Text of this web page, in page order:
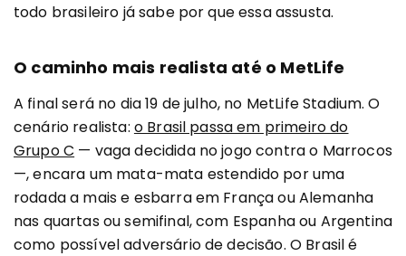
todo brasileiro já sabe por que essa assusta.
O caminho mais realista até o MetLife
A final será no dia 19 de julho, no MetLife Stadium. O
cenário realista: o Brasil passa em primeiro do
Grupo C — vaga decidida no jogo contra o Marrocos
—, encara um mata-mata estendido por uma
rodada a mais e esbarra em França ou Alemanha
nas quartas ou semifinal, com Espanha ou Argentina
como possível adversário de decisão. O Brasil é